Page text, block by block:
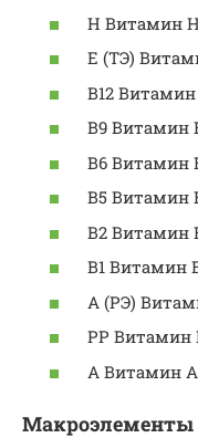
Н Витамин
Е (ТЭ)
B12
В9 Витамин
В6 Витамин
В5 Витамин
В2 Витамин
В1 Витамин
А (РЭ)
PP Витамин
А Витамин
Макроэлементы